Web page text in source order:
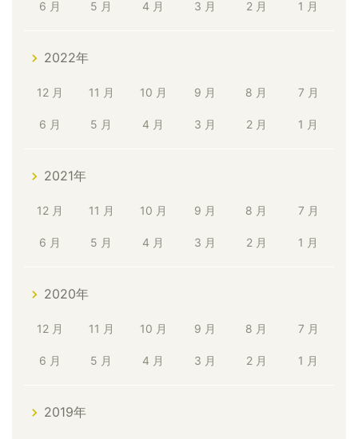
6 月 5 月 4 月 3 月 2 月 1 月
2022年
12 月 11 月 10 月 9 月 8 月 7 月
6 月 5 月 4 月 3 月 2 月 1 月
2021年
12 月 11 月 10 月 9 月 8 月 7 月
6 月 5 月 4 月 3 月 2 月 1 月
2020年
12 月 11 月 10 月 9 月 8 月 7 月
6 月 5 月 4 月 3 月 2 月 1 月
2019年